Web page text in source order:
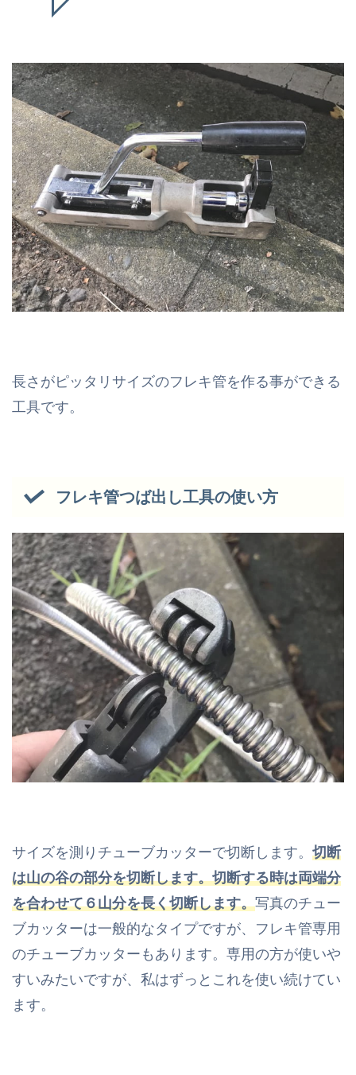
長さがピッタリサイズのフレキ管を作る事ができる
工具です。
フレキ管つば出し工具の使い方
サイズを測りチューブカッターで切断します。 切断
は山の谷の部分を切断します。切断する時は両端分
を合わせて６山分を長く切断します。写真のチュー
ブカッターは一般的なタイプですが、フレキ管専用
のチューブカッターもあります。専用の方が使いや
すいみたいですが、私はずっとこれを使い続けてい
ます。